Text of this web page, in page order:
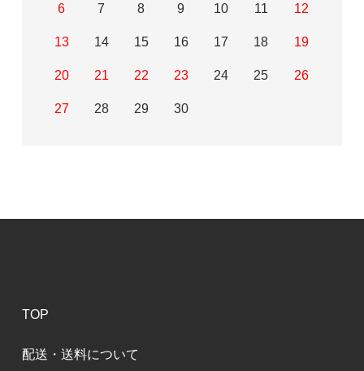
6 7 8 9 10 11 12
13 14 15 16 17 18 19
20 21 22 23 24 25 26
27 28 29 30
TOP
配送・送料について